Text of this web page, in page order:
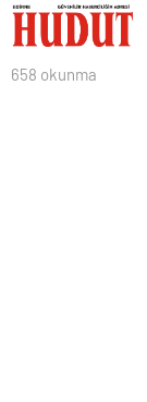
658 okunma